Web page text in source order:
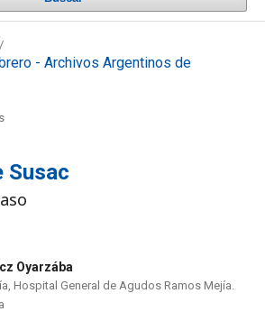
/
- Archivos Argentinos de
Susac
Oyarzába
Hospital General de Agudos Ramos Mejía.